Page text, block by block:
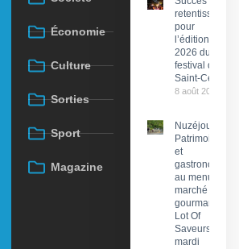
Économie
Culture
Sorties
Sport
Magazine
retentissant
pour
l’édition
2026 du
festival de
Saint-Céré
8 août 2026
Nuzéjouls :
Patrimoine
et
gastronomie
au menu du
marché
gourmand
Lot Of
Saveurs ce
mardi